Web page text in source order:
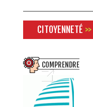
CITOYENNETÉ >>
COMPRENDRE